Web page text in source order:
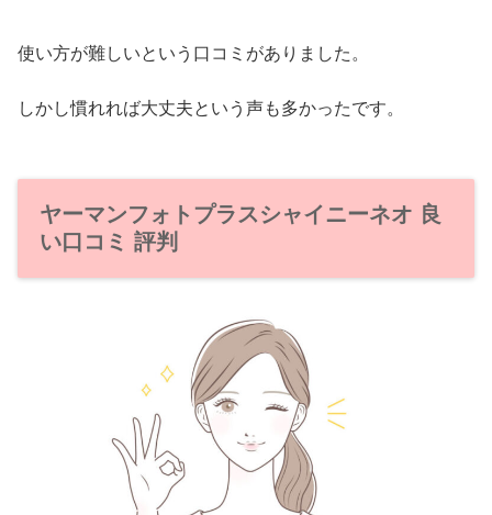
使い方が難しいという口コミがありました。
しかし慣れれば大丈夫という声も多かったです。
ヤーマンフォトプラスシャイニーネオ 良
い口コミ 評判